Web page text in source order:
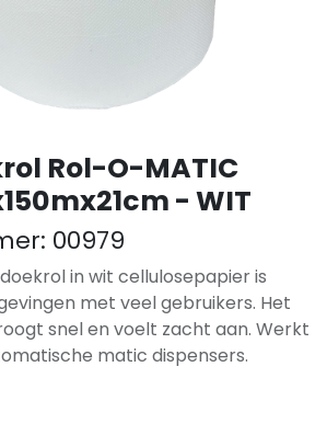
Rol-O-MATIC
- WIT
00979
in wit cellulosepapier is
met veel gebruikers. Het
snel en voelt zacht aan. Werkt
matic dispensers.